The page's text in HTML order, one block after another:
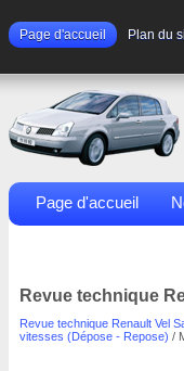
Page d'accueil Plan du
Page d'accueil
Revue technique
Revue technique Renault Vel
vitesses (Dépose - Repose) /